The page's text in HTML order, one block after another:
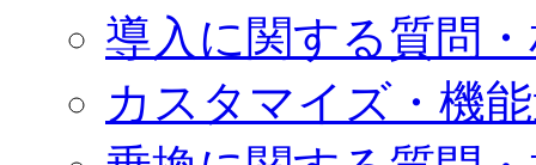
導入に関する質問
カスタマイズ・機